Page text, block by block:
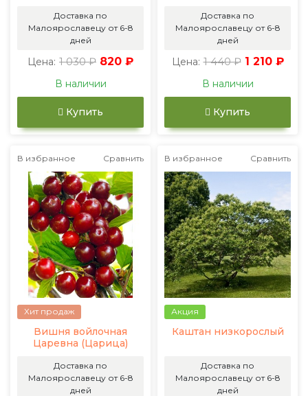
Доставка по
Малоярославецу от 6-8
дней
Цена: 1 030 ₽ 820 ₽
В наличии
Купить
Доставка по
Малоярославецу от 6-8
дней
Цена: 1 440 ₽ 1 210 ₽
В наличии
Купить
В избранное Сравнить
Хит продаж
Вишня войлочная
Царевна (Царица)
Доставка по
Малоярославецу от 6-8
дней
В избранное Сравнить
Акция
Каштан низкорослый
Доставка по
Малоярославецу от 6-8
дней